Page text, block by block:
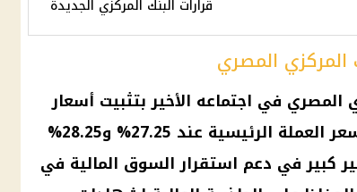
قرارات البنك المركزي الجديدة
المركزي المصري
المصري في اجتماعه الأخير بتثبيت أسعار
الفائدة على الإيداع والإقراض وسعر العملة الرئيسية عند 27.25% و28.25%
تأثير كبير في دعم استقرار السوق المالية في